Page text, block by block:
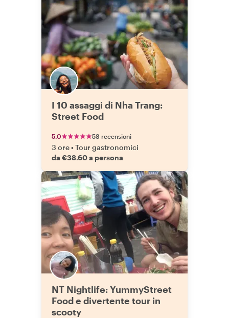
I 10 assaggi di Nha Trang:
Street Food
5.0 58 recensioni
3 ore•Tour gastronomici
da €38.60 a persona
NT Nightlife: YummyStreet
Food e divertente tour in
scooty